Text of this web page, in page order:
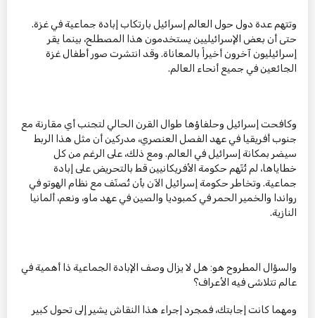
وتتهم عدة دول حول العالم إسرائيل بارتكاب إبادة جماعية في غزة.
حتى أن بعض الإسرائيليين يستخدمون هذا المصطلح، بينما يقر
إسرائيليون آخرون أخيراً بالمعاناة. وقد انتشرت صور أطفال غزة
الجائعين في جميع أنحاء العالم.
وكافحت إسرائيل وحلفاؤها طوال القرن الحالي لتجنب أي مقارنة مع
جنوب أفريقيا في عهد الفصل العنصري، مدركين أن مثل هذا الربط
سيضر بمكانة إسرائيل في العالم. ومع ذلك، على الرغم من كل
خطاياها، لم تُتّهم حكومة الأفريكانيين قط بالتحريض على إبادة
جماعية. وتخاطر حكومة إسرائيل الآن بأن تُصنّف مع نظام الهوتو في
رواندا والخمير الحمر في كمبوديا والصين في عهد ماو، ونعم، ألمانيا
النازية.
والسؤال المطروح هو: هل لا يزال وصف الإبادة الجماعية ذا أهمية في
عالم تتلاشى فيه الأعراف؟
ومهما كانت إجابتك، فمجرد إجراء هذا النقاش يشير إلى تحول كبير